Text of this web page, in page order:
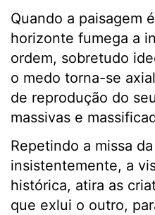
Quando a paisagem
horizonte fumega a
ordem, sobretudo
o medo torna-se
de reprodução do
massivas e
Repetindo a missa
insistentemente, a
histórica, atira as
que exlui o outro,